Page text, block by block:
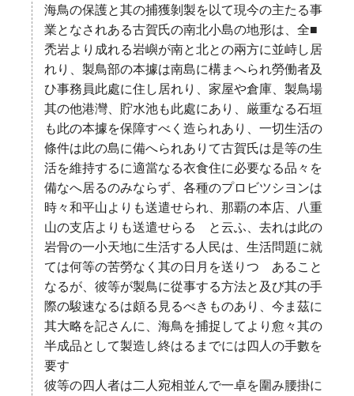
海鳥の保護と其の捕獲剝製を以て現今の主たる事
業となされある古賀氏の南北小島の地形は、全■
禿岩より成れる岩嶼が南と北との兩方に並峙し居
れり、製鳥部の本據は南島に構まへられ勞働者及
ひ事務員此處に住し居れり、家屋や倉庫、製鳥場
其の他港灣、貯水池も此處にあり、厳重なる石垣
も此の本據を保障すべく造られあり、一切生活の
條件は此の島に備へられありて古賀氏は是等の生
活を維持するに適當なる衣食住に必要なる品々を
備なへ居るのみならず、各種のプロビツシヨンは
時々和平山よりも送遣せられ、那覇の本店、八重
山の支店よりも送遣せらるゝと云ふ、去れは此の
岩骨の一小天地に生活する人民は、生活問題に就
ては何等の苦勞なく其の日月を送りつゝあること
なるが、彼等が製鳥に從事する方法と及び其の手
際の駿速なるは頗る見るべきものあり、今ま茲に
其大略を記さんに、海鳥を捕捉してより愈々其の
半成品として製造し終はるまでには四人の手數を
要す
彼等の四人者は二人宛相並んで一卓を圍み腰掛に